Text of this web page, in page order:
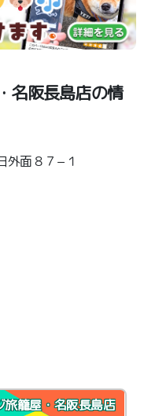
名阪長島店の情
外面８７−１
籠屋・名阪長島店